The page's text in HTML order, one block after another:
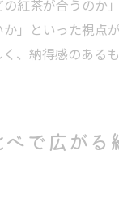
の紅茶が合うのか
」といった視点
、納得感のあるも
べで広がる